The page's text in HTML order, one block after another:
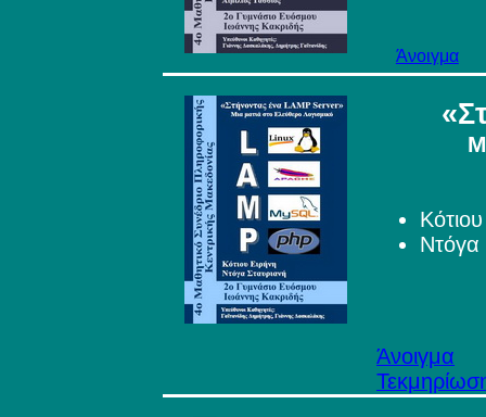
Άνοιγμα
Ντόγα
Άνοιγμα